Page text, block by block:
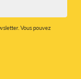
Vous pouvez